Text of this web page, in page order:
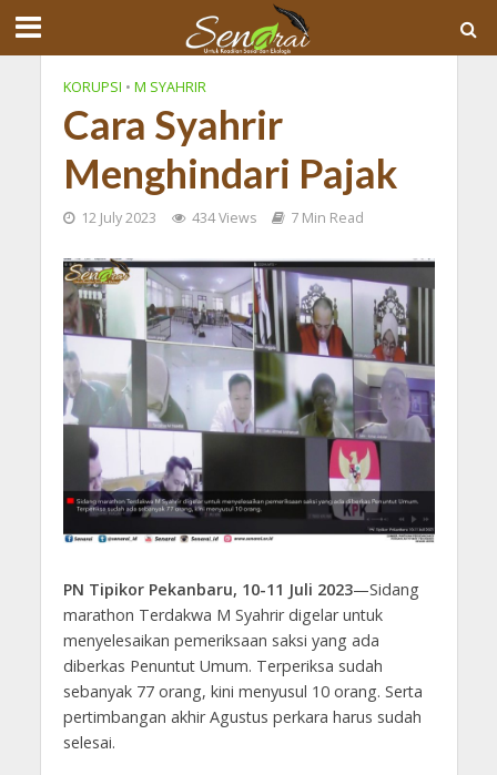
KORUPSI • M SYAHRIR
Cara Syahrir
Menghindari Pajak
12 July 2023 434 Views 7 Min Read
PN Tipikor Pekanbaru, 10-11 Juli 2023—Sidang
marathon Terdakwa M Syahrir digelar untuk
menyelesaikan pemeriksaan saksi yang ada
diberkas Penuntut Umum. Terperiksa sudah
sebanyak 77 orang, kini menyusul 10 orang. Serta
pertimbangan akhir Agustus perkara harus sudah
selesai.